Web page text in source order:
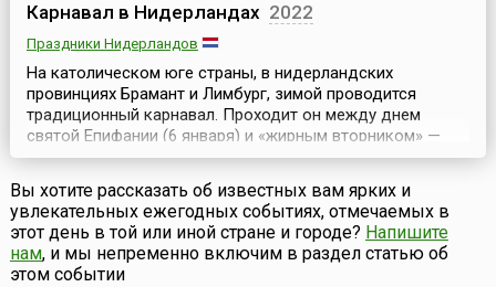
Карнавал в Нидерландах 2022
Праздники Нидерландов
На католическом юге страны, в нидерландских
провинциях Брамант и Лимбург, зимой проводится
традиционный карнавал. Проходит он между днем
святой Епифании (6 января) и «жирным вторником» —
Марди Гра. Начинается карнавал, как правило, в феврале
или начале марта, за 40 дней до Пасхи, обычно в
воскресенье и длится три дня. Дни карнавала
предшествуют Великому посту. Традиция карнавала
очень старая, ...
Вы хотите рассказать об известных вам ярких и
увлекательных ежегодных событиях, отмечаемых в
этот день в той или иной стране и городе? Напишите
нам, и мы непременно включим в раздел статью об
этом событии